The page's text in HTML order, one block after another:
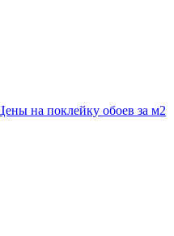
на поклейку обоев за м2